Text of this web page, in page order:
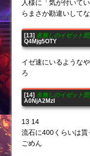
人様に「気が付いて
らまさか勘違いして
[13] 名無しのイゼット
Q4Mjg5OTY
イゼ速にいるような
ろ
[14] 名無しのイゼット
A0NjA2MzI
13 14
流石に400くらいは
ごめん